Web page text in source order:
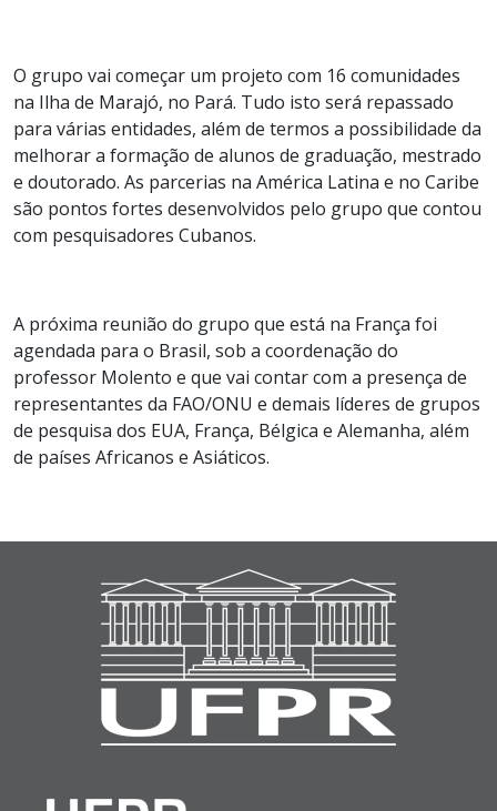
O grupo vai começar um projeto com 16 comunidades
na Ilha de Marajó, no Pará. Tudo isto será repassado
para várias entidades, além de termos a possibilidade da
melhorar a formação de alunos de graduação, mestrado
e doutorado. As parcerias na América Latina e no Caribe
são pontos fortes desenvolvidos pelo grupo que contou
com pesquisadores Cubanos.
A próxima reunião do grupo que está na França foi
agendada para o Brasil, sob a coordenação do
professor Molento e que vai contar com a presença de
representantes da FAO/ONU e demais líderes de grupos
de pesquisa dos EUA, França, Bélgica e Alemanha, além
de países Africanos e Asiáticos.